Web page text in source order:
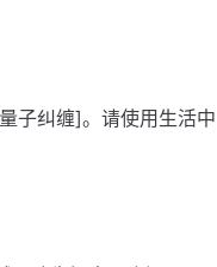
子纠缠]。请使用生活中